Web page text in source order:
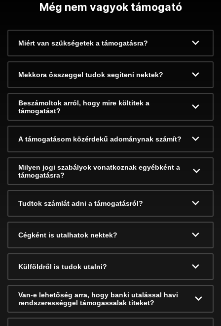
Még nem vagyok támogató
Miért van szükségetek a támogatásra?
Mekkora összeggel tudok segíteni nektek?
Beszámoltok arról, hogy mire költitek a
támogatást?
A támogatásom közérdekű adománynak számít?
Milyen jogi szabályok vonatkoznak egyébként a
támogatásra?
Tudtok számlát adni a támogatásról?
Cégként is utalhatok nektek?
Külföldről is tudok utalni?
Van-e lehetőség arra, hogy banki utalással havi
rendszerességgel támogassalak titeket?